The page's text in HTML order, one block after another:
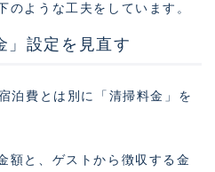
のような工夫をしています。
」設定を見直す
泊費とは別に「清掃料金」を
額と、ゲストから徴収する金